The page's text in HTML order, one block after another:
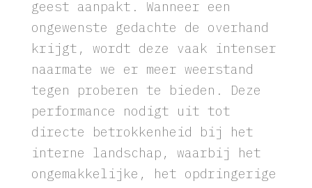
oncontroleerbare aard van de
geest aanpakt. Wanneer een
ongewenste gedachte de overhand
krijgt, wordt deze vaak intenser
naarmate we er meer weerstand
tegen proberen te bieden. Deze
performance nodigt uit tot
directe betrokkenheid bij het
interne landschap, waarbij het